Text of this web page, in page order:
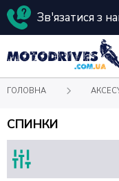
Зв'язатися з
ГОЛОВНА
СПИНКИ